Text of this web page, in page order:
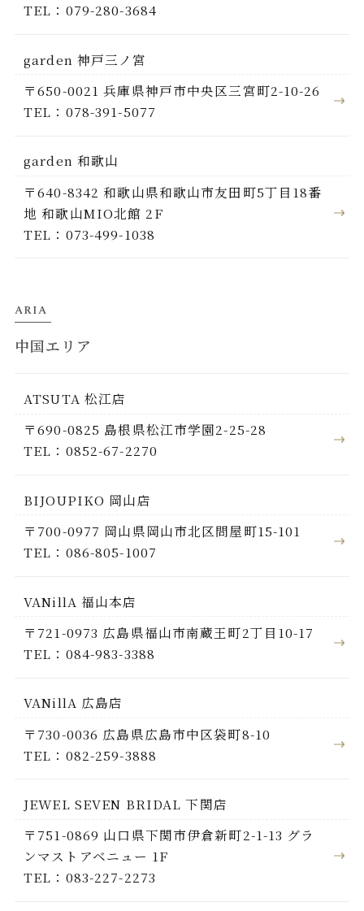
TEL：079-280-3684
garden 神戸三ノ宮
〒650-0021 兵庫県神戸市中央区三宮町2-10-26
TEL：078-391-5077
garden 和歌山
〒640-8342 和歌山県和歌山市友田町5丁目18番
地 和歌山MIO北館 2F
TEL：073-499-1038
ARIA
中国エリア
ATSUTA 松江店
〒690-0825 島根県松江市学園2-25-28
TEL：0852-67-2270
BIJOUPIKO 岡山店
〒700-0977 岡山県岡山市北区問屋町15-101
TEL：086-805-1007
VANillA 福山本店
〒721-0973 広島県福山市南蔵王町2丁目10-17
TEL：084-983-3388
VANillA 広島店
〒730-0036 広島県広島市中区袋町8-10
TEL：082-259-3888
JEWEL SEVEN BRIDAL 下関店
〒751-0869 山口県下関市伊倉新町2-1-13 グラ
ンマストアベニュー 1F
TEL：083-227-2273